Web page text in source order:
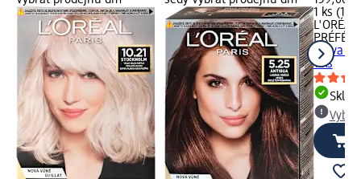
1 ks
L'ORÉAL
barva
1 ks